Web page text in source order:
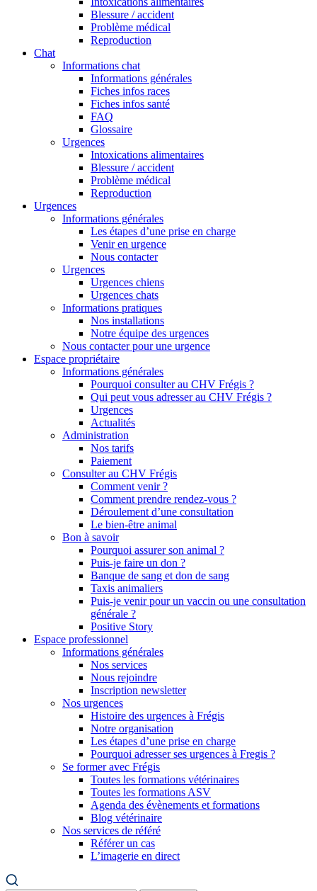
Blessure / accident
Problème médical
Reproduction
Chat
Informations chat
Informations générales
Fiches infos races
Fiches infos santé
FAQ
Glossaire
Urgences
Intoxications alimentaires
Blessure / accident
Problème médical
Reproduction
Urgences
Informations générales
Les étapes d’une prise en charge
Venir en urgence
Nous contacter
Urgences
Urgences chiens
Urgences chats
Informations pratiques
Nos installations
Notre équipe des urgences
Nous contacter pour une urgence
Espace propriétaire
Informations générales
Pourquoi consulter au CHV Frégis ?
Qui peut vous adresser au CHV Frégis ?
Urgences
Actualités
Administration
Nos tarifs
Paiement
Consulter au CHV Frégis
Comment venir ?
Comment prendre rendez-vous ?
Déroulement d’une consultation
Le bien-être animal
Bon à savoir
Pourquoi assurer son animal ?
Puis-je faire un don ?
Banque de sang et don de sang
Taxis animaliers
Puis-je venir pour un vaccin ou une consultation
générale ?
Positive Story
Espace professionnel
Informations générales
Nos services
Nous rejoindre
Inscription newsletter
Nos urgences
Histoire des urgences à Frégis
Notre organisation
Les étapes d’une prise en charge
Pourquoi adresser ses urgences à Fregis ?
Se former avec Frégis
Toutes les formations vétérinaires
Toutes les formations ASV
Agenda des évènements et formations
Blog vétérinaire
Nos services de référé
Référer un cas
L’imagerie en direct